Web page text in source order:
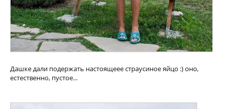
Дашке дали подержать настоящеее страусиное яйцо :) оно,
естественно, пустое...